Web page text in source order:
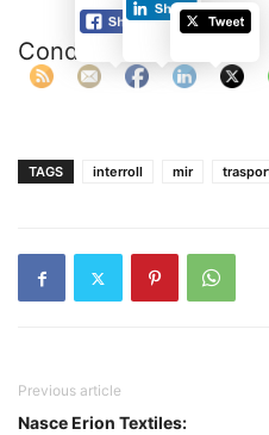
Condividi:
TAGS interroll mir
Previous article
Nasce Erion Textiles: